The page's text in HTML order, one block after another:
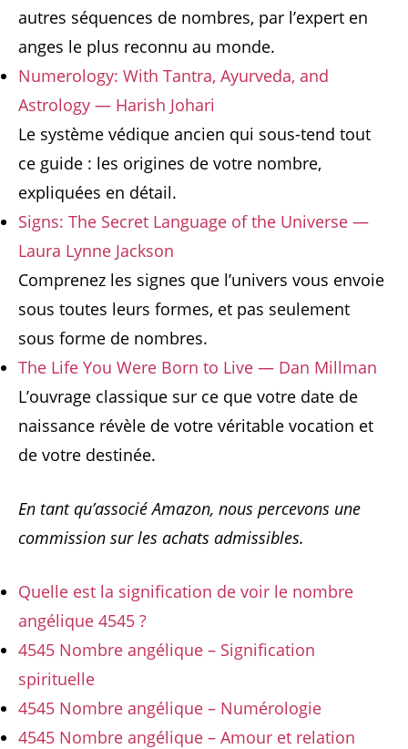
autres séquences de nombres, par l’expert en
anges le plus reconnu au monde.
Numerology: With Tantra, Ayurveda, and
Astrology — Harish Johari
Le système védique ancien qui sous-tend tout
ce guide : les origines de votre nombre,
expliquées en détail.
Signs: The Secret Language of the Universe —
Laura Lynne Jackson
Comprenez les signes que l’univers vous envoie
sous toutes leurs formes, et pas seulement
sous forme de nombres.
The Life You Were Born to Live — Dan Millman
L’ouvrage classique sur ce que votre date de
naissance révèle de votre véritable vocation et
de votre destinée.
En tant qu’associé Amazon, nous percevons une
commission sur les achats admissibles.
Quelle est la signification de voir le nombre
angélique 4545 ?
4545 Nombre angélique – Signification
spirituelle
4545 Nombre angélique – Numérologie
4545 Nombre angélique – Amour et relation